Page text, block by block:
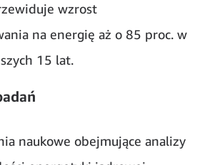
wzrost
na energię aż o 85 proc. w
15 lat.
naukowe obejmujące analizy